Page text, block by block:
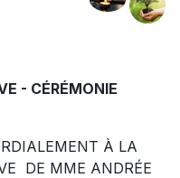
- CÉRÉMONIE
À LA
DE MME ANDRÉE